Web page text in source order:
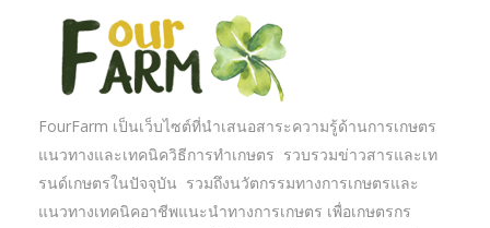
FourFarm เป็นเว็บไซต์ที่นำเสนอสาระความรู้ด้านการเกษตร
แนวทางและเทคนิควิธีการทำเกษตร รวบรวมข่าวสารและเท
รนด์เกษตรในปัจจุบัน รวมถึงนวัตกรรมทางการเกษตรและ
แนวทางเทคนิคอาชีพแนะนำทางการเกษตร เพื่อเกษตรกร